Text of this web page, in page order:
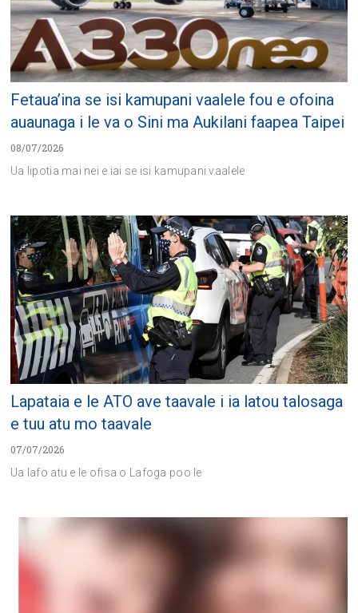
Fetaua’ina se isi kamupani vaalele fou e ofoina
auaunaga i le va o Sini ma Aukilani faapea Taipei
08/07/2026
Ua lipotia mai nei e iai se isi kamupani vaalele
Lapataia e le ATO ave taavale i ia latou talosaga
e tuu atu mo taavale
07/07/2026
Ua lafo atu e le ofisa o Lafoga poo le